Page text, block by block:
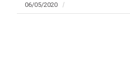
06/05/2020 /